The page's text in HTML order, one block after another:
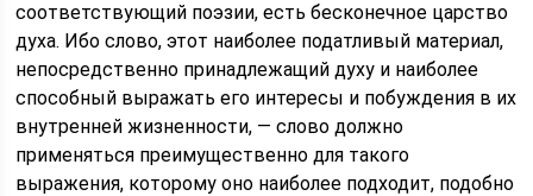
соответствующий поэзии, есть бесконечное царство
духа. Ибо слово, этот наиболее податливый материал,
непосредственно принадлежащий духу и наиболее
способный выражать его интересы и побуждения в их
внутренней жизненности, — слово должно
применяться преимущественно для такого
выражения, которому оно наиболее подходит, подобно